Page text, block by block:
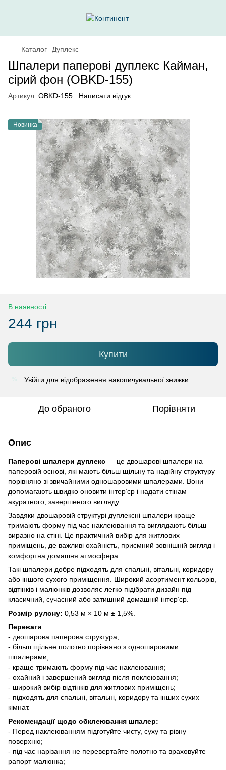
Каталог Дуплекс
Шпалери паперові дуплекс Кайман,
сірий фон (OBKD-155)
Артикул: OBKD-155 Написати відгук
Новинка
В наявності
244 грн
Купити
Увійти для відображення накопичувальної знижки
До обраного Порівняти
Опис
Паперові шпалери дуплекс — це двошарові шпалери на
паперовій основі, які мають більш щільну та надійну структуру
порівняно зі звичайними одношаровими шпалерами. Вони
допомагають швидко оновити інтер’єр і надати стінам
акуратного, завершеного вигляду.
Завдяки двошаровій структурі дуплексні шпалери краще
тримають форму під час наклеювання та виглядають більш
виразно на стіні. Це практичний вибір для житлових
приміщень, де важливі охайність, приємний зовнішній вигляд і
комфортна домашня атмосфера.
Такі шпалери добре підходять для спальні, вітальні, коридору
або іншого сухого приміщення. Широкий асортимент кольорів,
відтінків і малюнків дозволяє легко підібрати дизайн під
класичний, сучасний або затишний домашній інтер’єр.
Розмір рулону: 0,53 м × 10 м ± 1,5%.
Переваги
- двошарова паперова структура;
- більш щільне полотно порівняно з одношаровими
шпалерами;
- краще тримають форму під час наклеювання;
- охайний і завершений вигляд після поклеювання;
- широкий вибір відтінків для житлових приміщень;
- підходять для спальні, вітальні, коридору та інших сухих
кімнат.
Рекомендації щодо обклеювання шпалер:
- Перед наклеюванням підготуйте чисту, суху та рівну
поверхню;
- під час нарізання не перевертайте полотно та враховуйте
рапорт малюнка;